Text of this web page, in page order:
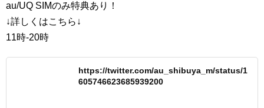
au/UQ SIMのみ特典あり！
↓詳しくはこちら↓
11時-20時
https://twitter.com/au_shibuya_m/status/1
605746623685939200